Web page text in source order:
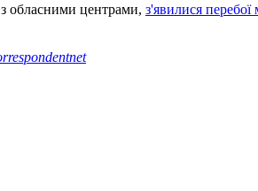
обласними центрами, з'явилися перебої